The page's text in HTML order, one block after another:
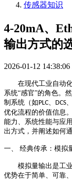
传感器知识
4-20mA、
输出方式的
2026-01-12 14:38:06
在现代工业自动
系统“感官”的角色。
制系统（如 PLC DCS
优化流程的价值信息
能力、系统性能与应
出方式，并阐述如何
一、 经典传承：模拟
模拟量输出是工
优势在于简单、可靠